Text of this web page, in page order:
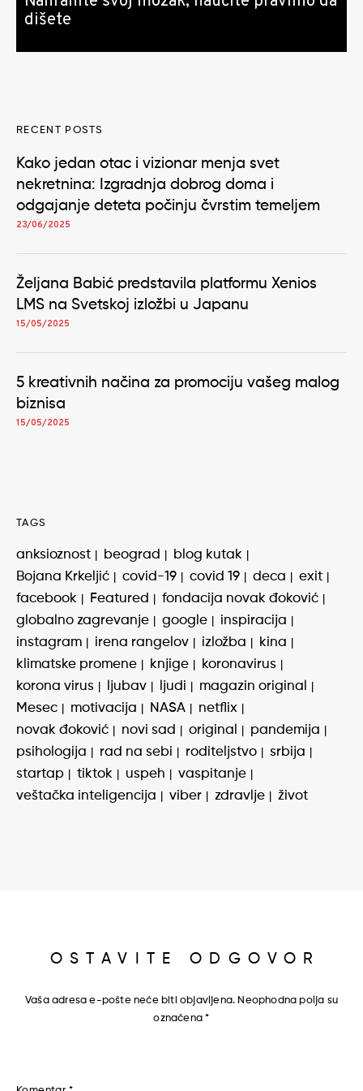
dišete
RECENT POSTS
Kako jedan otac i vizionar menja svet
nekretnina: Izgradnja dobrog doma i
odgajanje deteta počinju čvrstim temeljem
23/06/2025
Željana Babić predstavila platformu Xenios
LMS na Svetskoj izložbi u Japanu
15/05/2025
5 kreativnih načina za promociju vašeg malog
biznisa
15/05/2025
TAGS
anksioznost beograd
blog kutak
Bojana Krkeljić
covid-19 covid 19 deca
exit
facebook
Featured
fondacija novak đoković
globalno zagrevanje
google
inspiracija
instagram
irena rangelov izložba
kina
klimatske promene
knjige
koronavirus
korona virus
ljubav ljudi
magazin original
Mesec
motivacija NASA
netflix
novak đoković
novi sad original
pandemija
psihologija
rad na sebi roditeljstvo
srbija
startap
tiktok uspeh
vaspitanje
veštačka inteligencija
viber zdravlje život
OSTAVITE ODGOVOR
Vaša adresa e-pošte neće biti objavljena. Neophodna polja su
označena*